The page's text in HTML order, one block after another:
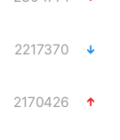
2217370
2170426